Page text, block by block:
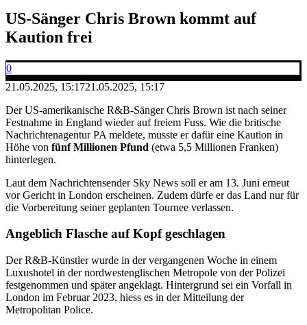
US-Sänger Chris Brown kommt auf
Kaution frei
0
21.05.2025, 15:1721.05.2025, 15:17
Der US-amerikanische R&B-Sänger Chris Brown ist nach seiner
Festnahme in England wieder auf freiem Fuss. Wie die britische
Nachrichtenagentur PA meldete, musste er dafür eine Kaution in
Höhe von fünf Millionen Pfund (etwa 5,5 Millionen Franken)
hinterlegen.
Laut dem Nachrichtensender Sky News soll er am 13. Juni erneut
vor Gericht in London erscheinen. Zudem dürfe er das Land nur für
die Vorbereitung seiner geplanten Tournee verlassen.
Angeblich Flasche auf Kopf geschlagen
Der R&B-Künstler wurde in der vergangenen Woche in einem
Luxushotel in der nordwestenglischen Metropole von der Polizei
festgenommen und später angeklagt. Hintergrund sei ein Vorfall in
London im Februar 2023, hiess es in der Mitteilung der
Metropolitan Police.